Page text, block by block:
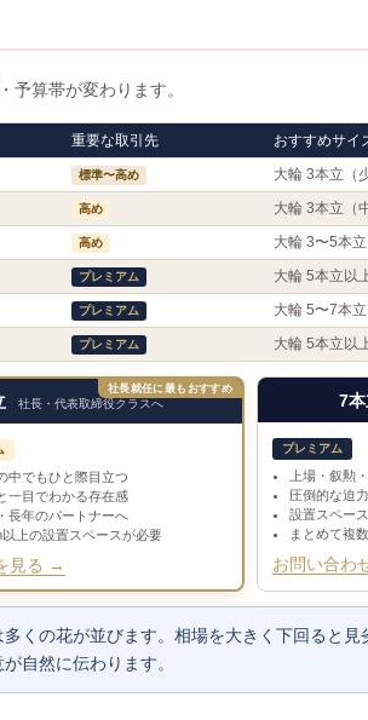
予算帯が変わります。
重要な取引先
おすすめサイ
標準〜高め
大輪 3本立（
高め
大輪 3本立（
高め
大輪 3〜5本立
プレミアム
大輪 5本立以
プレミアム
大輪 5〜7本
プレミアム 大輪 5本立以
社長就任に最もおすすめ
社長・代表取締役クラスへ
中でもひと際目立つ
一目でわかる存在感
長年のパートナーへ
上の設置スペースが必要
見る →
7
プレミアム
上場・叙勲
圧倒的な迫
設置スペー
まとめて複
お問い合わ
くの花が並びます。相場を大きく下回ると見
自然に伝わります。